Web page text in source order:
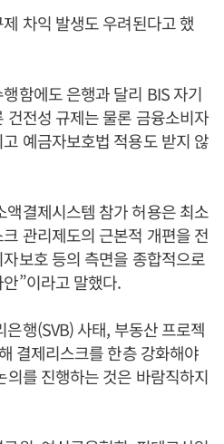
차익 발생도 우려된다고 했
함에도 은행과 달리 BIS 자기
건전성 규제는 물론 금융소비자
예금자보호법 적용도 받지 않
액결제시스템 참가 허용은 최소
관리제도의 근본적 개편을 전
보호 등의 측면을 종합적으로
”이라고 말했다.
행(SVB) 사태, 부동산 프로젝
결제리스크를 한층 강화해야
를 진행하는 것은 바람직하지